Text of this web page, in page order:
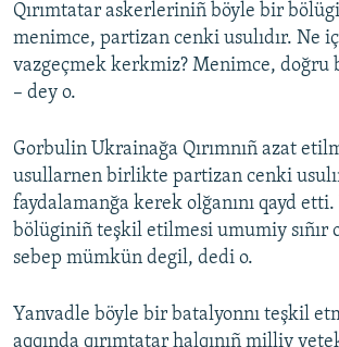
Qırımtatar askerleriniñ böyle bir
menimce, partizan cenki usulıdır. Ne
vazgeçmek kerkmiz? Menimce, doğru
– dey o.
Gorbulin Ukrainağa Qırımnıñ azat
usullarnen birlikte partizan cenki
faydalamanğa kerek olğanını qayd
bölüginiñ teşkil etilmesi umumiy sıñır
sebep mümkün degil, dedi o.
Yanvadle böyle bir batalyonnı teşkil
aqqında qırımtatar halqınıñ milliy